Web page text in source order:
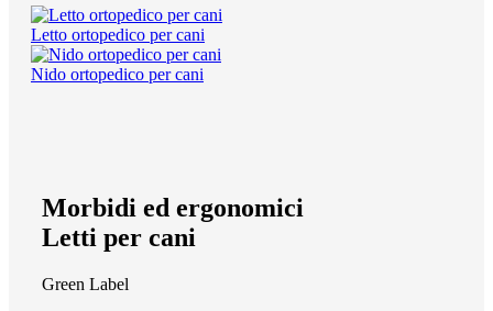
Letto ortopedico per cani
Nido ortopedico per cani
Morbidi ed ergonomici
Letti per cani
Green Label